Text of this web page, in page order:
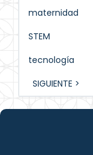
maternidad
STEM
tecnología
SIGUIENTE >